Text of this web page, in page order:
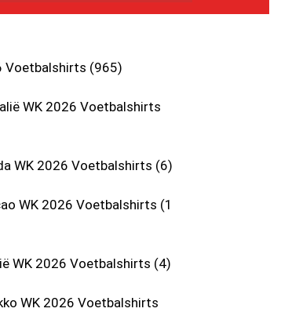
Voetbalshirts 965
WK 2026 Voetbalshirts
WK 2026 Voetbalshirts 6
WK 2026 Voetbalshirts 1
WK 2026 Voetbalshirts 4
WK 2026 Voetbalshirts